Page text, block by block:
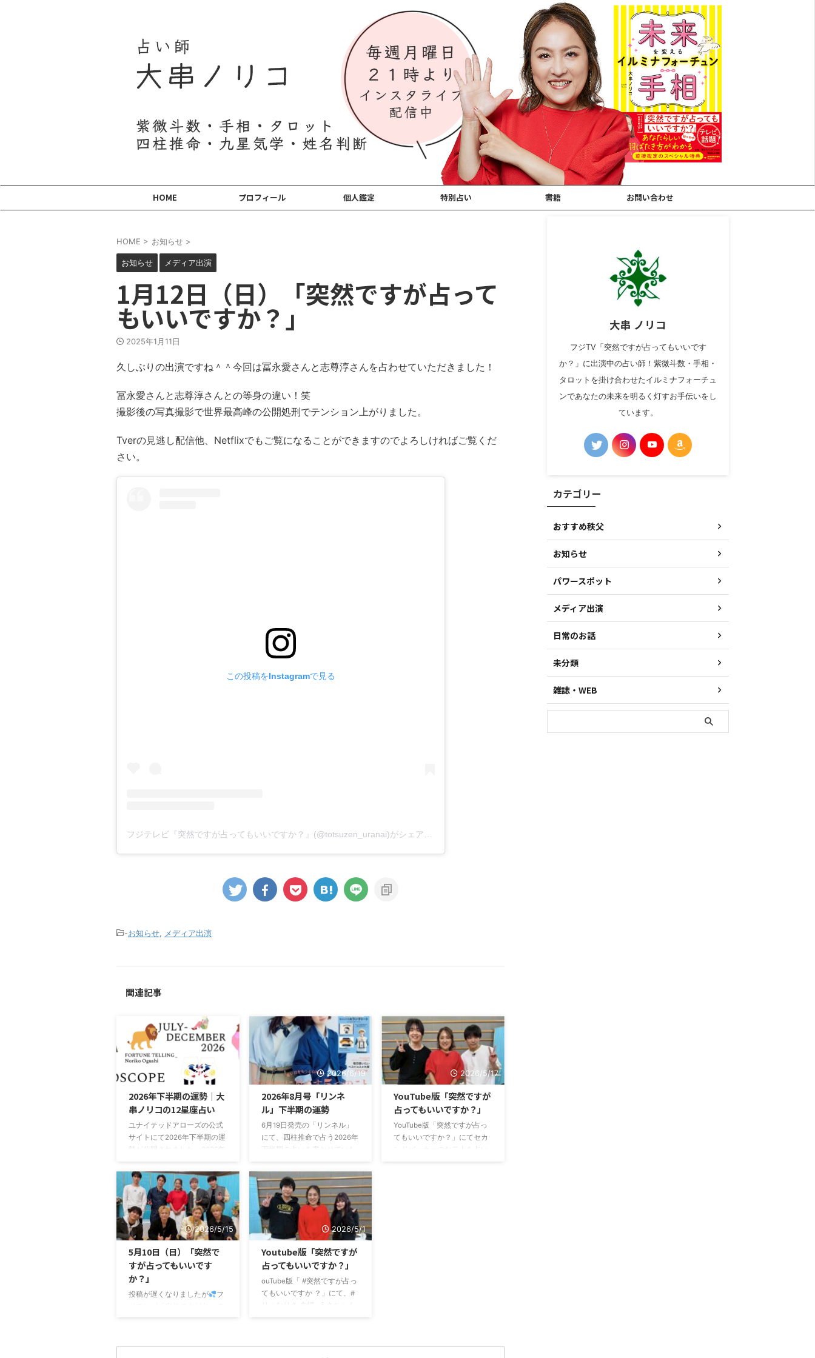
HOME プロフィール 個人鑑定 特別占い 書籍 お問い合わせ
HOME > お知らせ >
お知らせ メディア出演
1月12日（日）「突然ですが占って
もいいですか？」
2025年1月11日
久しぶりの出演ですね＾＾今回は冨永愛さんと志尊淳さんを占わせていただきました！
冨永愛さんと志尊淳さんとの等身の違い！笑
撮影後の写真撮影で世界最高峰の公開処刑でテンション上がりました。
Tverの見逃し配信他、Netflixでもご覧になることができますのでよろしければご覧くだ
さい。
この投稿をInstagramで見る
フジテレビ『突然ですが占ってもいいですか？』(@totsuzen_uranai)がシェアした投稿
-お知らせ メディア出演
関連記事
2026/6/19
2026年下半期の運勢｜大
串ノリコの12星座占い
ユナイテッドアローズの公式
サイトにて2026年下半期の運
勢が公開されました。2026年
は、「選ぶこと」が大きなテ
ーマになる半年間ぜひ参考に
してくださいね！
2026/6/19
2026年8月号「リンネ
ル」下半期の運勢
6月19日発売の「リンネル」
にて、四柱推命で占う2026年
下半期の占いを書かせていた
年8月号 下半期の占いは下記
サイトでも見ることができる
ので、よかったらチェックし
てみてくださいね。↓大串ノ
リコさんの四柱推命占い
2026/5/17
YouTube版「突然ですが
占ってもいいですか？」
YouTube版「突然ですが占っ
てもいいですか？」にてセカ
ンドバッカーのお二人を占い
2026/5/15
5月10日（日）「突然で
すが占ってもいいです
か？」
投稿が遅くなりましたが
フ
2026/5/1
Youtube版「突然ですが
占ってもいいですか？」
ouTube版「 #突然ですが占っ
てもいいですか ？」にて、#
りゅなりさ 夫婦+うさちゃん
大串 ノリコ
フジTV「突然ですが占ってもいいです
か？」に出演中の占い師！紫微斗数・手相・
タロットを掛け合わせたイルミナフォーチュ
ンであなたの未来を明るく灯すお手伝いをし
ています。
カテゴリー
おすすめ秩父
お知らせ
パワースポット
メディア出演
日常のお話
未分類
雑誌・WEB